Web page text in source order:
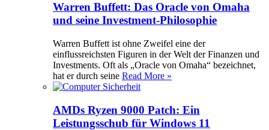
Warren Buffett: Das Oracle von Omaha
und seine Investment-Philosophie
Warren Buffett ist ohne Zweifel eine der
einflussreichsten Figuren in der Welt der Finanzen und
Investments. Oft als „Oracle von Omaha“ bezeichnet,
hat er durch seine Read More »
AMDs Ryzen 9000 Patch: Ein
Leistungsschub für Windows 11